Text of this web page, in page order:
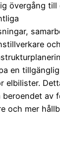
övergång till
en
elbilister.
av
och mer